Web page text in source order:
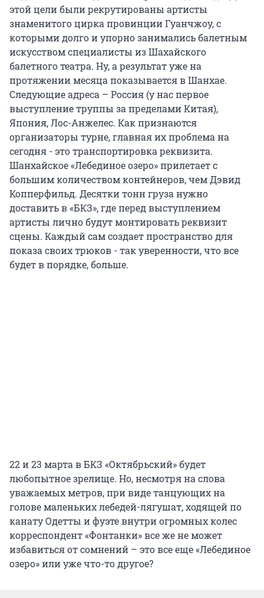
этой цели были рекрутированы артисты
знаменитого цирка провинции Гуанчжоу, с
которыми долго и упорно занимались балетным
искусством специалисты из Шахайского
балетного театра. Ну, а результат уже на
протяжении месяца показывается в Шанхае.
Следующие адреса – Россия (у нас первое
выступление труппы за пределами Китая),
Япония, Лос-Анжелес. Как признаются
организаторы турне, главная их проблема на
сегодня - это транспортировка реквизита.
Шанхайское «Лебединое озеро» прилетает с
большим количеством контейнеров, чем Дэвид
Копперфильд. Десятки тонн груза нужно
доставить в «БКЗ», где перед выступлением
артисты лично будут монтировать реквизит
сцены. Каждый сам создает пространство для
показа своих трюков - так уверенности, что все
будет в порядке, больше.
22 и 23 марта в БКЗ «Октябрьский» будет
любопытное зрелище. Но, несмотря на слова
уважаемых метров, при виде танцующих на
голове маленьких лебедей-лягушат, ходящей по
канату Одетты и фуэте внутри огромных колес
корреспондент «Фонтанки» все же не может
избавиться от сомнений – это все еще «Лебединое
озеро» или уже что-то другое?